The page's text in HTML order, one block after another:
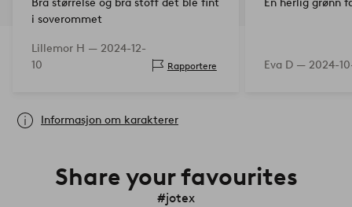
Bra størrelse og bra stoff det ble fint
i soverommet
Lillemor H — 2024-12-
10
Rapportere
En herlig grønn
Eva D — 2024-
Informasjon om karakterer
Share your favourites
#jotex